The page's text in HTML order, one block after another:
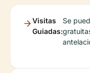
Visitas
Guiadas:
Se